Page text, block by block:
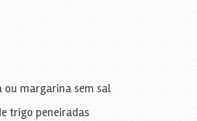
ou margarina sem sal
trigo peneiradas